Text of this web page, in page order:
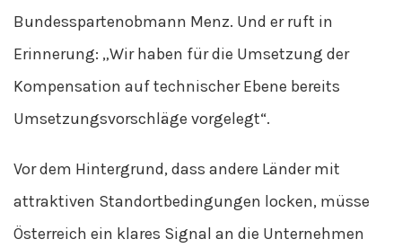
Bundesspartenobmann Menz. Und er ruft in
Erinnerung: „Wir haben für die Umsetzung der
Kompensation auf technischer Ebene bereits
Umsetzungsvorschläge vorgelegt“.
Vor dem Hintergrund, dass andere Länder mit
attraktiven Standortbedingungen locken, müsse
Österreich ein klares Signal an die Unternehmen